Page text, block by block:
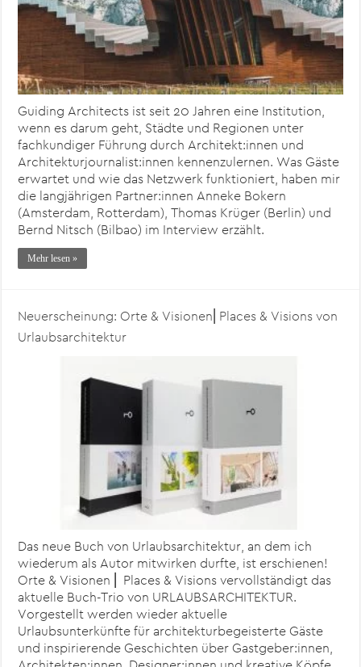
Guiding Architects ist seit 20 Jahren eine Institution,
wenn es darum geht, Städte und Regionen unter
fachkundiger Führung durch Architekt:innen und
Architekturjournalist:innen kennenzulernen. Was Gäste
erwartet und wie das Netzwerk funktioniert, haben mir
die langjährigen Partner:innen Anneke Bokern
(Amsterdam, Rotterdam), Thomas Krüger (Berlin) und
Bernd Nitsch (Bilbao) im Interview erzählt.
Mehr lesen »
Neuerscheinung: Orte & Visionen⎜Places & Visions von
Urlaubsarchitektur
Das neue Buch von Urlaubsarchitektur, an dem ich
wiederum als Autor mitwirken durfte, ist erschienen!
Orte & Visionen ⎜ Places & Visions vervollständigt das
aktuelle Buch-Trio von URLAUBSARCHITEKTUR.
Vorgestellt werden wieder aktuelle
Urlaubsunterkünfte für architekturbegeisterte Gäste
und inspirierende Geschichten über Gastgeber:innen,